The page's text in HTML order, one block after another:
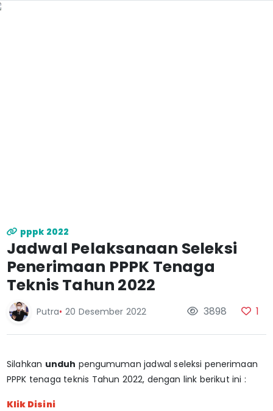
pppk 2022
Jadwal Pelaksanaan Seleksi
Penerimaan PPPK Tenaga
Teknis Tahun 2022
Putra• 20 Desember 2022 3898 1
Silahkan unduh pengumuman jadwal seleksi penerimaan
PPPK tenaga teknis Tahun 2022, dengan link berikut ini :
Klik Disini